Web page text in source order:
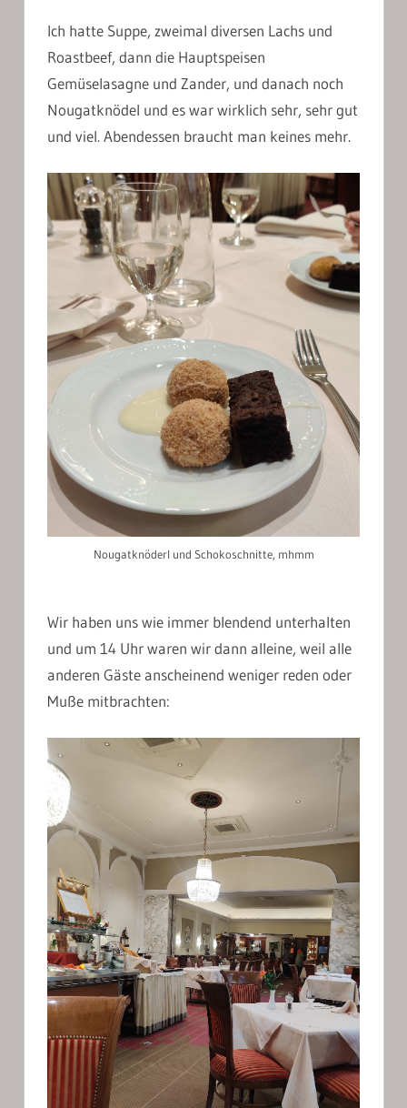
Ich hatte Suppe, zweimal diversen Lachs und
Roastbeef, dann die Hauptspeisen
Gemüselasagne und Zander, und danach noch
Nougatknödel und es war wirklich sehr, sehr gut
und viel. Abendessen braucht man keines mehr.
Nougatknöderl und Schokoschnitte, mhmm
Wir haben uns wie immer blendend unterhalten
und um 14 Uhr waren wir dann alleine, weil alle
anderen Gäste anscheinend weniger reden oder
Muße mitbrachten: